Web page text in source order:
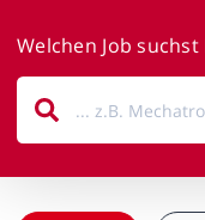
Welchen Job suchst